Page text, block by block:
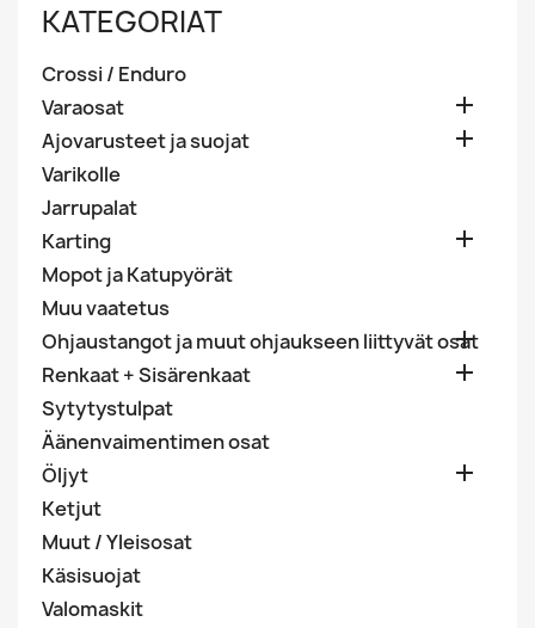
KATEGORIAT
Crossi / Enduro
Varaosat

Ajovarusteet ja suojat 
Varikolle
Jarrupalat
Karting

Mopot ja Katupyörät
Muu vaatetus
Ohjaustangot ja muut ohjaukseen liittyvät osat

Renkaat + Sisärenkaat 
Sytytystulpat
Äänenvaimentimen osat
Öljyt

Ketjut
Muut / Yleisosat
Käsisuojat
Valomaskit